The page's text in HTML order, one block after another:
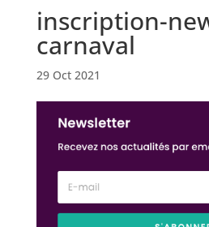
inscription-
carnaval
29 Oct 2021